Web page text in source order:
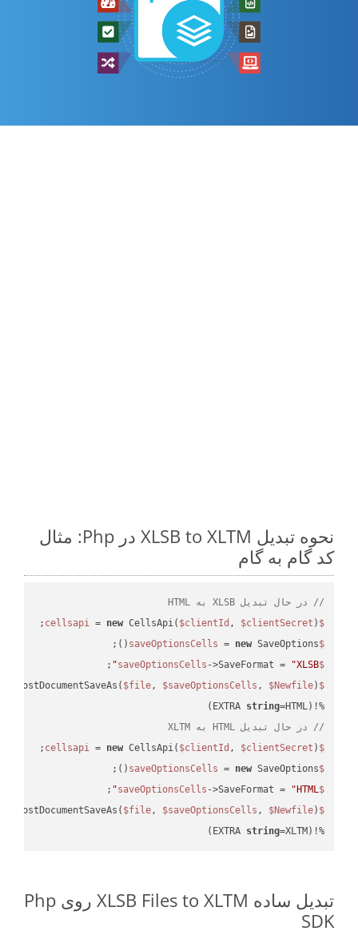
نحوه تبدیل XLSB to XLTM در Php: مثال
کد گام به گام
// در حال تبدیل XLSB به HTML
$cellsapi
= new CellsApi( $clientId , $clientSecret );
$saveOptionsCells
= new SaveOptions();
$saveOptionsCells
->SaveFormat = "XLSB"
;
$cellsApiResult
$file, $saveOptionsCells , $Newfile
%!(EXTRA
string=HTML)
// در حال تبدیل HTML به XLTM
$cellsapi
= new CellsApi( $clientId , $clientSecret );
$saveOptionsCells
= new SaveOptions();
$saveOptionsCells
->SaveFormat = "HTML"
;
$cellsApiResult
$file, $saveOptionsCells , $Newfile
%!(EXTRA
string=XLTM)
تبدیل ساده XLSB Files to XLTM روی Php
SDK